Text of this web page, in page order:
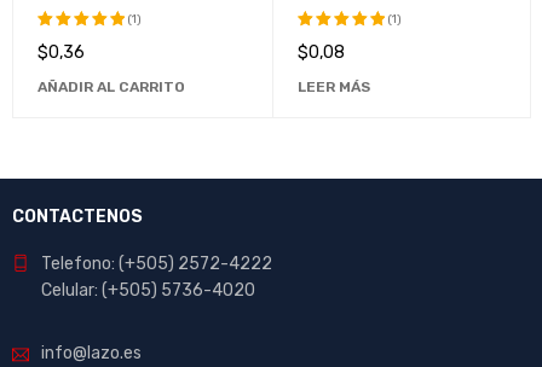
Hojas Pacasa - Ideal para
Valorado
de 5
(1)
$0,36
AÑADIR AL CARRITO
Material de Papelería Ideal
Proyectos Escolares
Valorado
de 5
(1)
$0,08
LEER MÁS
CONTACTENOS
Telefono: (+505) 2572-4222
Celular: (+505) 5736-4020
info@lazo.es